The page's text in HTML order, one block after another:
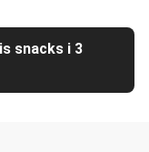
snacks i 3